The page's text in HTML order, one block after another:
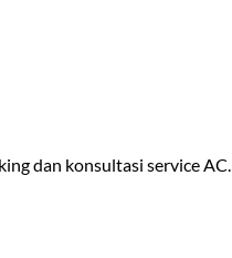
dan konsultasi service AC.